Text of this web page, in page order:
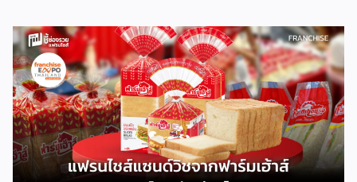
ปกครองไทยให้ความสำคัญกับการเรียนของลูกหลานเสมอ และ
Bright Up Kids คือแบรนด์แฟรนไชส์การศึกษาที่เข้ามาตอบ
โจทย์นี้ ด้วยหลักสูตรที่ได้รับการยอมรับว่าติด 1 ใน 10 กวดวิชาที่
ดีที่สุดในประเทศไทย จุดเด่นสำคัญคืองบลงทุนเริ่มต้นเพียง
79,000 บาท พร้อมระบบเทรนแบบมืออาชีพให้ฟรี ทำให้ผู้ที่ไม่มี
ประสบการณ์ด้านการสอนมาก่อนก็สามารถเป็นเจ้าของธุรกิจกวด
วิชาได้ รู้จัก Bright Up Kids ก่อนตัดสินใจ Bright Up Kids
เป็นแฟรนไชส์การศึกษาที่มีหลักสูตรครบ จบที่เดียว ครอบคลุม